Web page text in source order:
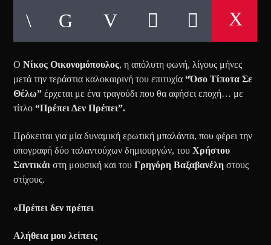
ΟΝίκος Οικονομόπουλος, η απόλυτη φωνή, λίγους μήνες
μετά την τεράστια καλοκαιρινή του επιτυχία“Όσο Τίποτα Σε
Θέλω” έρχεται με ένα τραγούδι που θα αφήσει εποχή… με
τίτλο“Πρέπει Δεν Πρέπει”.
Πρόκειται για μία δυναμική ερωτική μπαλάντα, που φέρει την
υπογραφή δύο ταλαντούχων δημιουργών, τουΧρήστου
Σαντικάι στη μουσική και τουΓρηγόρη Βαξαβανέλη στους
στίχους.
«Πρέπει δεν πρέπει
Αλήθεια μου λείπεις